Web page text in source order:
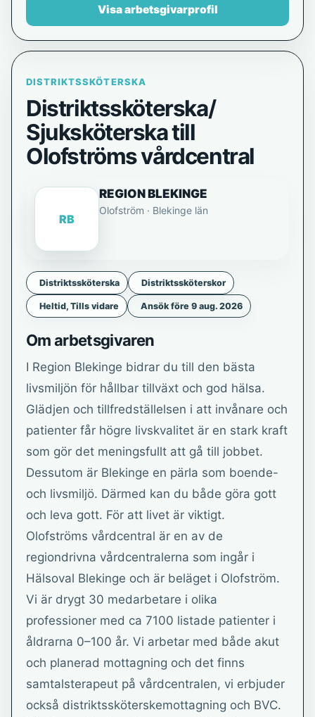
DISTRIKTSSKÖTERSKA
Distriktssköterska/
Sjuksköterska till
Olofströms vårdcentral
RB
REGION BLEKINGE
Olofström · Blekinge län
Distriktssköterska Distriktssköterskor
Heltid, Tills vidare Ansök före 9 aug. 2026
Om arbetsgivaren
I Region Blekinge bidrar du till den bästa
livsmiljön för hållbar tillväxt och god hälsa.
Glädjen och tillfredställelsen i att invånare och
patienter får högre livskvalitet är en stark kraft
som gör det meningsfullt att gå till jobbet.
Dessutom är Blekinge en pärla som boende-
och livsmiljö. Därmed kan du både göra gott
och leva gott. För att livet är viktigt.
Olofströms vårdcentral är en av de
regiondrivna vårdcentralerna som ingår i
Hälsoval Blekinge och är beläget i Olofström.
Vi är drygt 30 medarbetare i olika
professioner med ca 7100 listade patienter i
åldrarna 0–100 år. Vi arbetar med både akut
och planerad mottagning och det finns
samtalsterapeut på vårdcentralen, vi erbjuder
också distriktssköterskemottagning och BVC.
Visa arbetsgivarprofil